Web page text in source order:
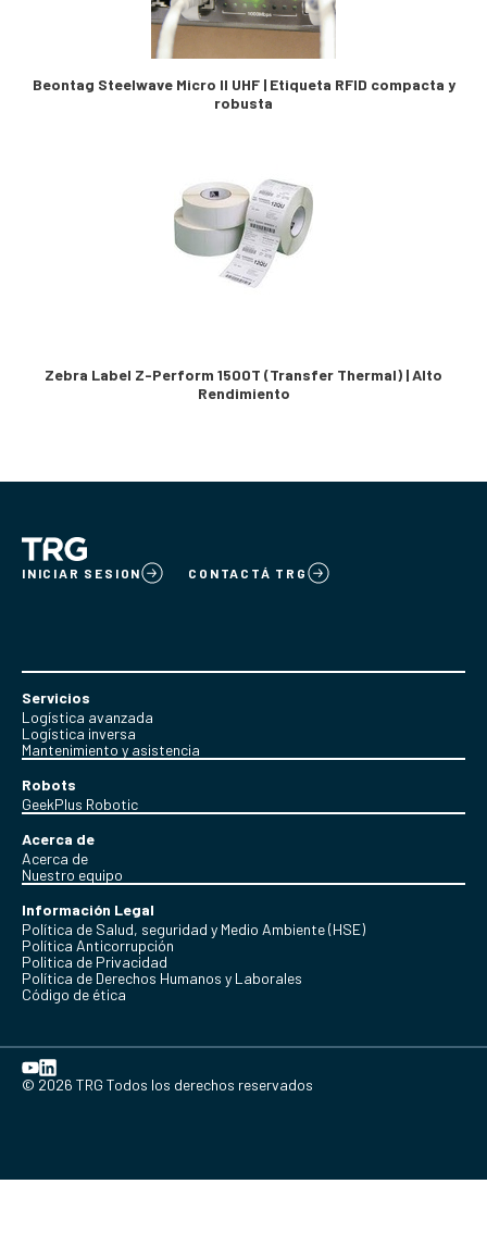
Beontag Steelwave Micro II UHF | Etiqueta RFID compacta y
robusta
Zebra Label Z-Perform 1500T (Transfer Thermal) | Alto
Rendimiento
INICIAR SESION CONTACTÁ TRG
Servicios
Logística avanzada
Logística inversa
Mantenimiento y asistencia
Robots
GeekPlus Robotic
Acerca de
Acerca de
Nuestro equipo
Información Legal
Política de Salud, seguridad y Medio Ambiente (HSE)
Política Anticorrupción
Politica de Privacidad
Política de Derechos Humanos y Laborales
Código de ética
© 2026 TRG Todos los derechos reservados